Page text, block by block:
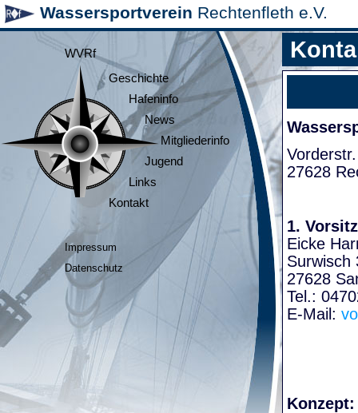
Wassersportverein Rechtenfleth e.V.
WVRf
Geschichte
Hafeninfo
News
Mitgliederinfo
Jugend
Links
Kontakt
Impressum
Datenschutz
27628
1.
Eicke
Surwisch
27628
Tel.:
E-Mail:
Konzept: